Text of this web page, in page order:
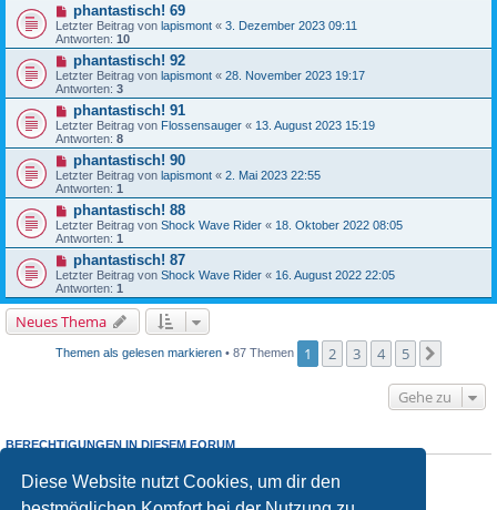
Diese Website nutzt Cookies, um dir den
phantastisch! 69
Letzter Beitrag von lapismont « 3. Dezember 2023 09:11
Antworten: 10
phantastisch! 92
Letzter Beitrag von lapismont « 28. November 2023 19:17
Antworten: 3
phantastisch! 91
Letzter Beitrag von Flossensauger « 13. August 2023 15:19
Antworten: 8
phantastisch! 90
Letzter Beitrag von lapismont « 2. Mai 2023 22:55
Antworten: 1
phantastisch! 88
Letzter Beitrag von Shock Wave Rider « 18. Oktober 2022 08:05
Antworten: 1
phantastisch! 87
Letzter Beitrag von Shock Wave Rider « 16. August 2022 22:05
Antworten: 1
Neues Thema
Themen als gelesen markieren • 87 Themen 1 2 3 4 5
Gehe zu
BERECHTIGUNGEN IN DIESEM FORUM
darfstAntworten zu Themen in diesem Forum erstellen.